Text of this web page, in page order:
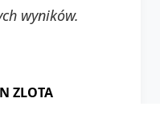
wyników.
ZLOTA